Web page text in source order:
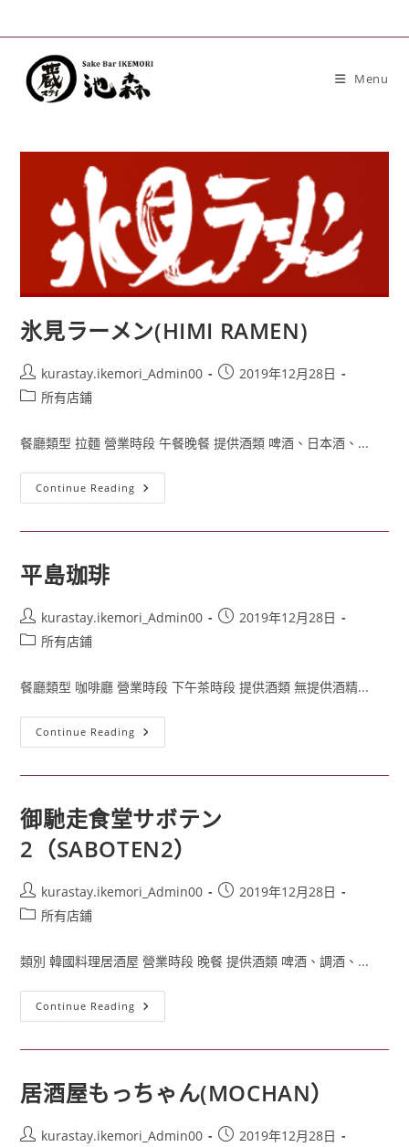
Menu
氷見ラーメン(HIMI RAMEN)
kurastay.ikemori_Admin00
2019年12月28日
所有店鋪
餐廳類型 拉麵 營業時段 午餐晚餐 提供酒類 啤酒、日本酒、...
Continue Reading
平島珈琲
kurastay.ikemori_Admin00
2019年12月28日
所有店鋪
餐廳類型 咖啡廳 營業時段 下午茶時段 提供酒類 無提供酒精...
Continue Reading
御馳走食堂サボテン
2（SABOTEN2）
kurastay.ikemori_Admin00
2019年12月28日
所有店鋪
類別 韓國料理居酒屋 營業時段 晚餐 提供酒類 啤酒、調酒、...
Continue Reading
居酒屋もっちゃん(MOCHAN）
kurastay.ikemori_Admin00
2019年12月28日